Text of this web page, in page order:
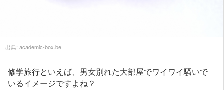
出典: academic-box.be
修学旅行といえば、男女別れた大部屋でワイワイ騒いで
いるイメージですよね？